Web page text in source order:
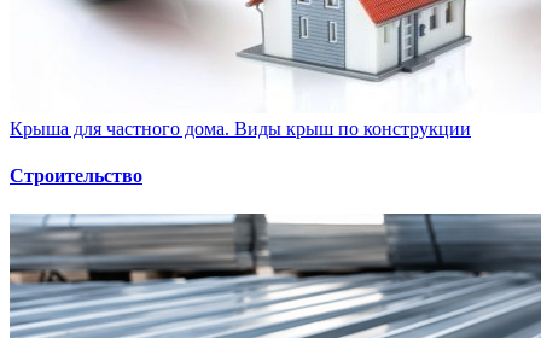
Крыша для частного дома. Виды крыш по конструкции
Строительство